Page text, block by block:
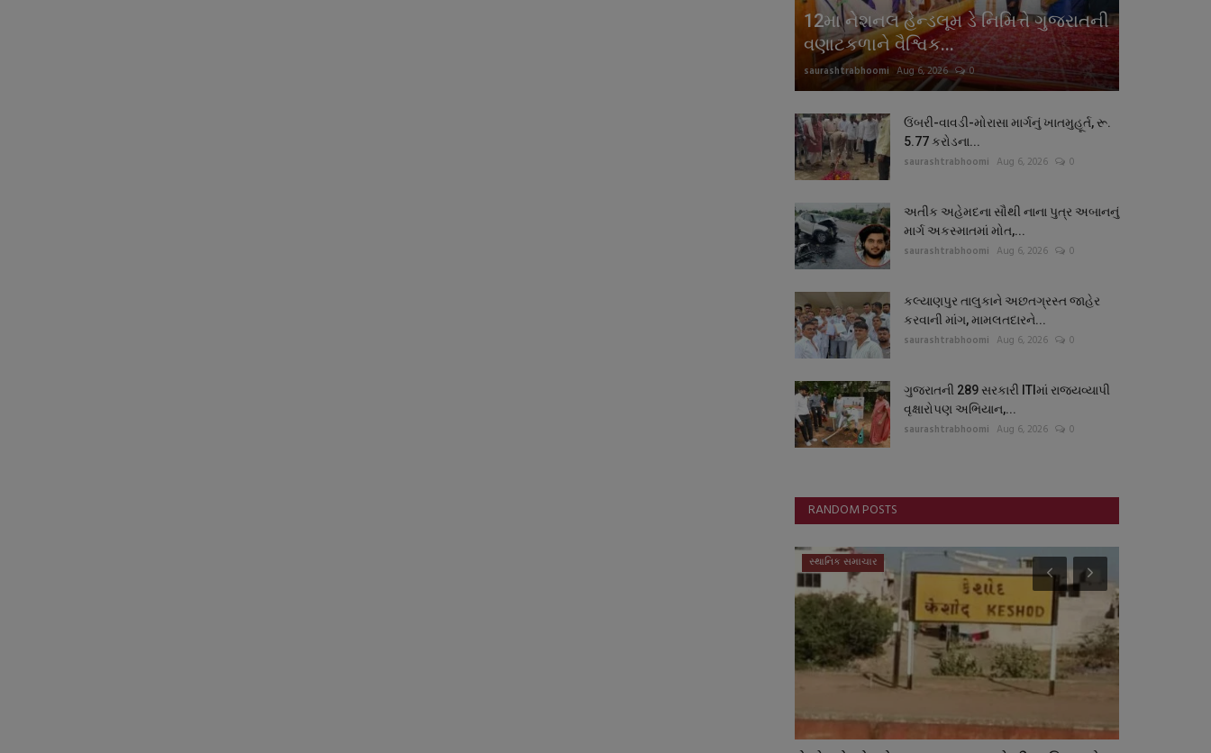
12મા નેશનલ હેન્ડલૂમ ડે નિમિત્તે ગુજરાતની
વણાટકળાને વૈશ્વિક...
saurashtrabhoomi Aug 6, 2026 0
ઉંબરી-વાવડી-મોરાસા માર્ગનું ખાતમુહૂર્ત, રૂ.
5.77 કરોડના...
saurashtrabhoomi Aug 6, 2026 0
અતીક અહેમદના સૌથી નાના પુત્ર અબાનનું
માર્ગ અકસ્માતમાં મોત,...
saurashtrabhoomi Aug 6, 2026 0
કલ્યાણપુર તાલુકાને અછતગ્રસ્ત જાહેર
કરવાની માંગ, મામલતદારને...
saurashtrabhoomi Aug 6, 2026 0
ગુજરાતની 289 સરકારી ITIમાં રાજ્યવ્યાપી
વૃક્ષારોપણ અભિયાન,...
saurashtrabhoomi Aug 6, 2026 0
RANDOM POSTS
સ્થાનિક સમાચાર